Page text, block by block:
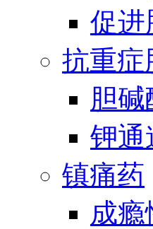
促进
抗重症
胆
钾通
镇痛药
成